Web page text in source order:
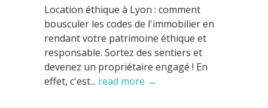
Location éthique à Lyon : comment
bousculer les codes de l'immobilier en
rendant votre patrimoine éthique et
responsable. Sortez des sentiers et
devenez un propriétaire engagé ! En
effet, c'est... read more →